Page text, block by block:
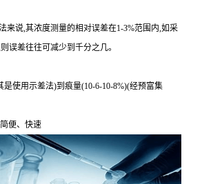
来说,其浓度测量的相对误差在1-3%范围内,如采
误差往往可减少到千分之几。
是使用示差法)到痕量(10-6-10-8%)(经预富集
便、快速